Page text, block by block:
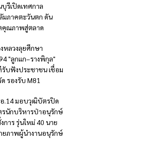
รีเปิดเทศกาล
ภาคตะวันตก ดัน
คุณภาพสู่ตลาด
หลวงลุยศึกษา
"ลูกแก–รางพิกุล"
รับฟังประชาชน เชื่อม
รองรับ M81
.14 มอบวุฒิบัตรปิด
นักบริหารป่าอนุรักษ์
การ รุ่นใหม่ 40 นาย
ยภาพผู้นำงานอนุรักษ์